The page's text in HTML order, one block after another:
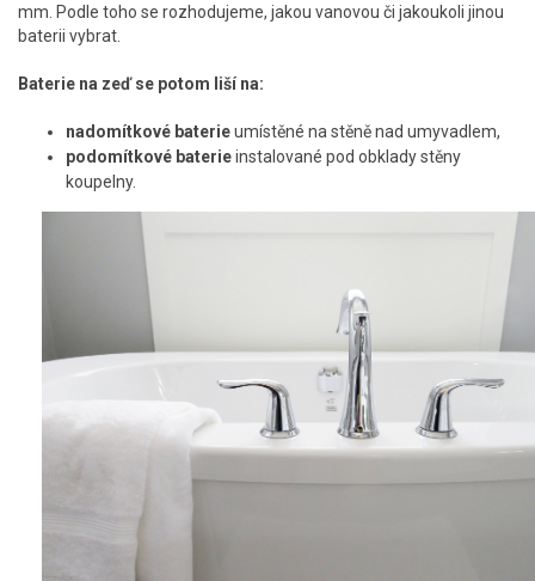
mm. Podle toho se rozhodujeme, jakou vanovou či jakoukoli jinou
baterii vybrat.
Baterie na zeď se potom liší na:
nadomítkové baterieumístěné na stěně nad umyvadlem,
podomítkové baterieinstalované pod obklady stěny
koupelny.